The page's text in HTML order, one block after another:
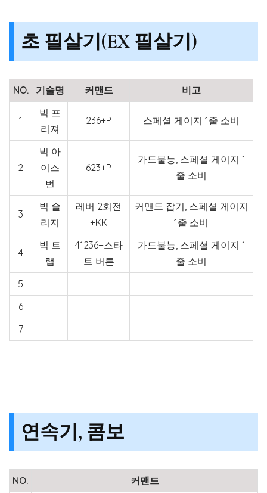
초 필살기(EX 필살기)
NO. 기술명 커맨드 비고
1
빅 프
리져
236+P 스페셜 게이지 1줄 소비
2
빅 아
이스
번
623+P
가드불능, 스페셜 게이지 1
줄 소비
3
빅 슬
리지
레버 2회전
+KK
커맨드 잡기, 스페셜 게이지
1줄 소비
4
빅 트
랩
41236+스타
트 버튼
가드불능, 스페셜 게이지 1
줄 소비
5
6
7
연속기, 콤보
NO. 커맨드